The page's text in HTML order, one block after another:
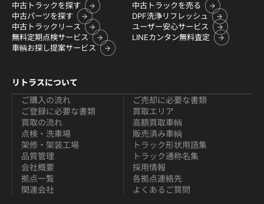
中古トラックを探す
中古トラックを売る
中古パーツを探す
DPF洗浄リフレッシュ
中古トラックリース
ユーザー安心サービス
無料定期点検サービス
LINEカンタン無料査定
車輌お探し提案サービス
リトラスについて
ご購入の流れ
ご登録に必要な書類
買取の流れ
ご売却に必要な書類
買取エリア
高額買取車輌
点検・洗車場
架修・架装工場
品質管理
販売済み車輌
トラック形状用語集
トラック通称名集
会社概要
拠点一覧
関連会社
採用情報
各拠点連絡先
よくあるご質問